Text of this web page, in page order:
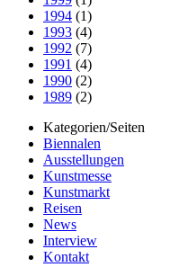
1994 (1)
1993 (4)
1992 (7)
1991 (4)
1990 (2)
1989 (2)
Kategorien/Seiten
Biennalen
Ausstellungen
Kunstmesse
Kunstmarkt
Reisen
News
Interview
Kontakt